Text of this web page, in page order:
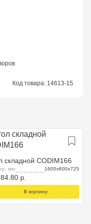
Код товара: 14613-15
складной CODIM166
мм: 1600х600х725
р.
В корзину